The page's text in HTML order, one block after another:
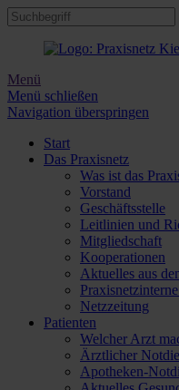
Menü
Menü schließen
Navigation überspringen
Start
Das Praxisnetz
Was ist das
Vorstand
Geschäftsstelle
Leitlinien und
Mitgliedschaft
Kooperationen
Aktuelles aus
Netzzeitung
Patienten
Welcher Arzt
Ärztlicher
Apotheken-